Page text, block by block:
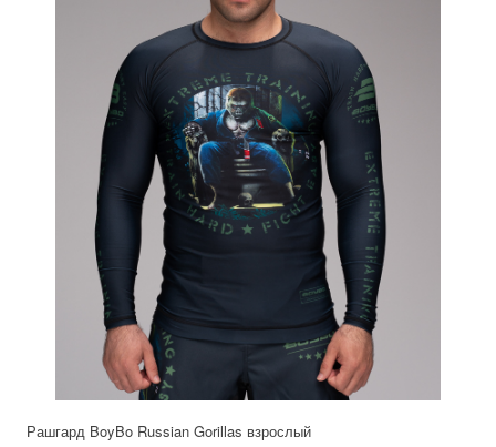
Рашгард BoyBo Russian Gorillas взрослый